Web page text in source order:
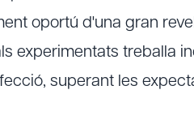
oportú d'una gran
experimentats treballa
superant les